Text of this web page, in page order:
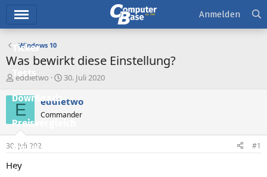
Ticker
Tests
Downloads
Preisvergleich
Forum
Aktuelles
Anmelden
Windows 10
Was bewirkt diese Einstellung?
E
s
e
e
r
eddietwo
E
s
e
t
30. Juli 2020
E eddietwo
Commander
30. Juli 2020 #1
Hey